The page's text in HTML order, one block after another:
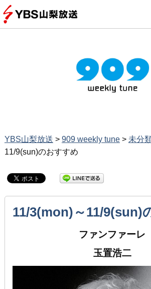
YBS山梨放送 > 909 weekly tune> 未分
11/9(sun)のおすすめ
11/3(mon)～11/9(sun)
ファンファーレ
玉置浩二